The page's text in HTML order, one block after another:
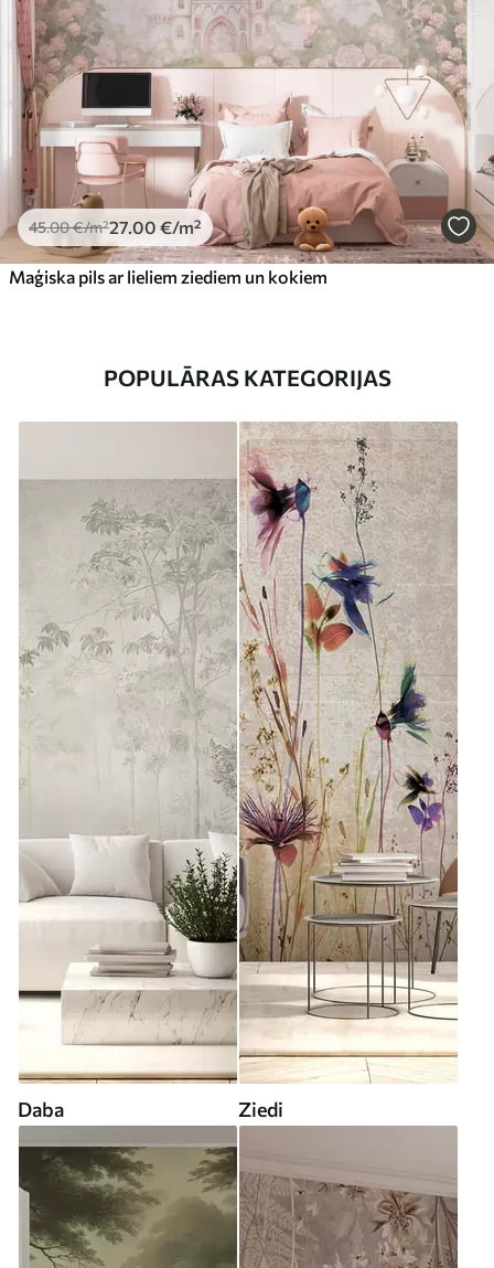
45.00€/m²27.00 €/m²
Maģiska pils ar lieliem ziediem un kokiem
POPULĀRAS KATEGORIJAS
Daba Ziedi